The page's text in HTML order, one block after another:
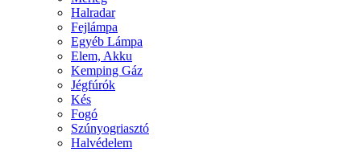
Halradar
Fejlámpa
Egyéb Lámpa
Elem, Akku
Kemping Gáz
Jégfúrók
Kés
Fogó
Szúnyogriasztó
Halvédelem